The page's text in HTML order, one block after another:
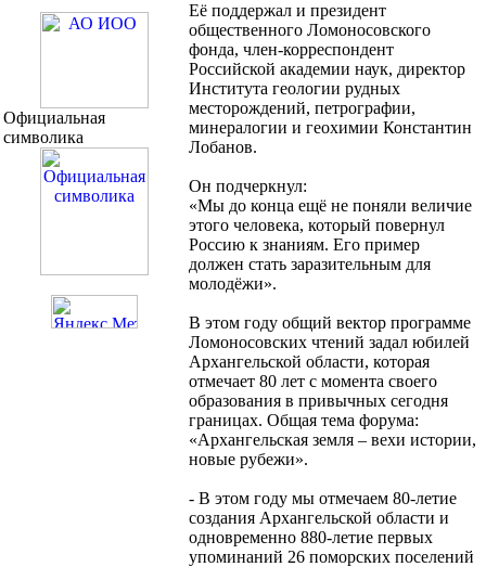
Официальная
символика
Её поддержал и президент
общественного Ломоносовского
фонда, член-корреспондент
Российской академии наук, директор
Института геологии рудных
месторождений, петрографии,
минералогии и геохимии Константин
Лобанов.
Он подчеркнул:
«Мы до конца ещё не поняли величие
этого человека, который повернул
Россию к знаниям. Его пример
должен стать заразительным для
молодёжи».
В этом году общий вектор программе
Ломоносовских чтений задал юбилей
Архангельской области, которая
отмечает 80 лет с момента своего
образования в привычных сегодня
границах. Общая тема форума:
«Архангельская земля – вехи истории,
новые рубежи».
- В этом году мы отмечаем 80-летие
создания Архангельской области и
одновременно 880-летие первых
упоминаний 26 поморских поселений